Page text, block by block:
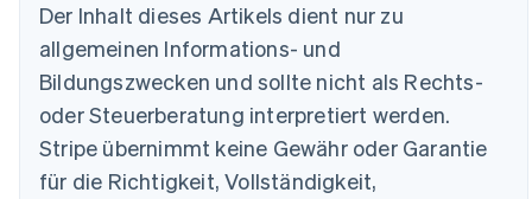
Der Inhalt dieses Artikels dient nur zu
allgemeinen Informations- und
Bildungszwecken und sollte nicht als Rechts-
oder Steuerberatung interpretiert werden.
Stripe übernimmt keine Gewähr oder Garantie
für die Richtigkeit, Vollständigkeit,
Australien
English
Belgien
Nederlands Français Deutsch English
Brasilien
PortuguêsEnglish